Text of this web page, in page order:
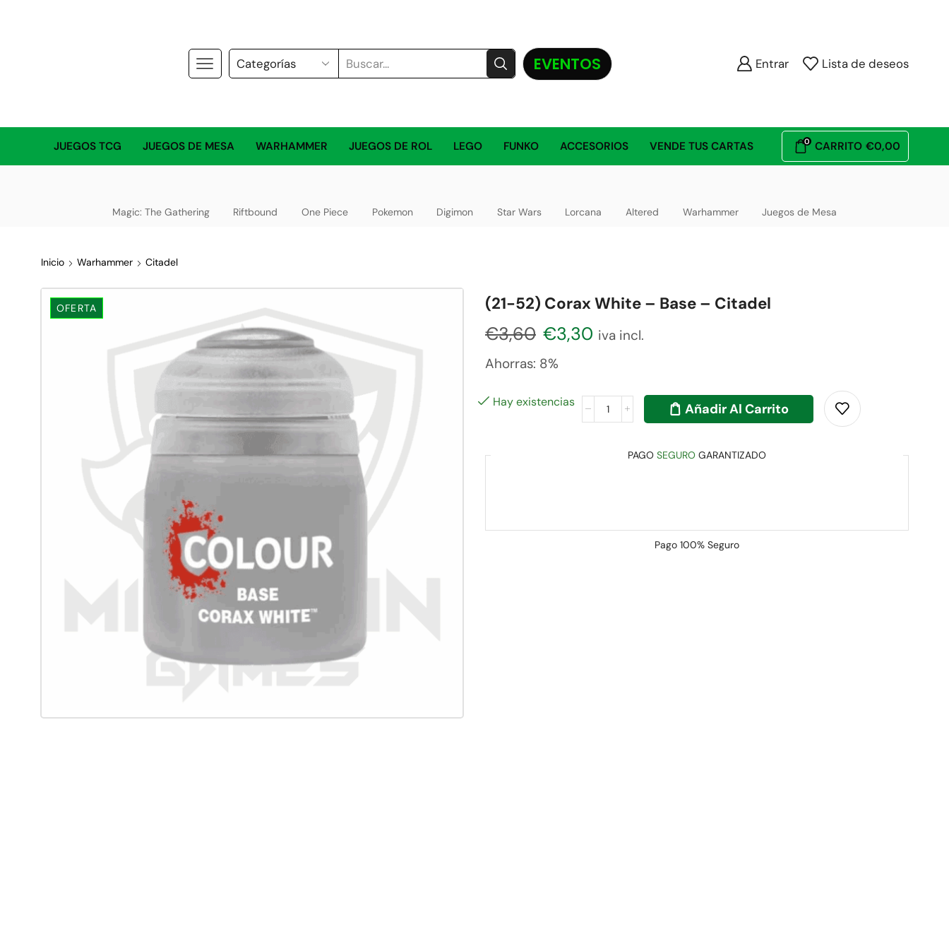
EVENTOS Entrar Lista de deseos
JUEGOS TCG JUEGOS DE MESA WARHAMMER JUEGOS DE ROL LEGO FUNKO ACCESORIOS VENDE TUS CARTAS 0 CARRITO €0,00
Magic: The Gathering Riftbound One Piece Pokemon Digimon Star Wars Lorcana Altered Warhammer Juegos de Mesa
Inicio Warhammer Citadel
OFERTA (21-52) Corax White – Base – Citadel
€3,60 €3,30 iva incl.
Ahorras: 8%
Hay existencias Añadir Al Carrito
PAGO SEGURO GARANTIZADO
Pago 100% Seguro